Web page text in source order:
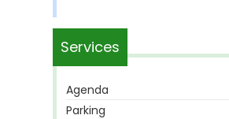
Services
Agenda
Parking